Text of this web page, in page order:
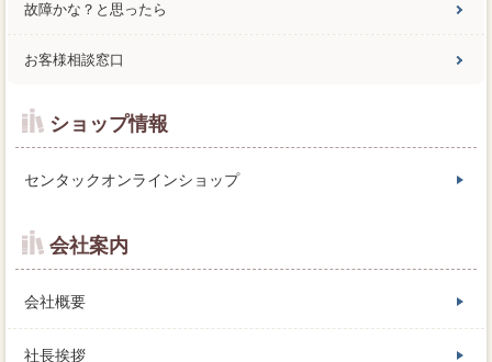
故障かな？と思ったら
お客様相談窓口
ショップ情報
センタックオンラインショップ
会社案内
会社概要
社長挨拶